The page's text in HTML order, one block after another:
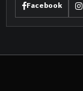
Facebook